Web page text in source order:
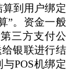
到用户绑定
”。资金一般
三方支付公
银联进行结
POS机绑定